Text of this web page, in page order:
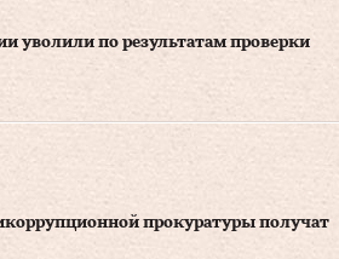
уволили по результатам проверки
прокуратуры получат